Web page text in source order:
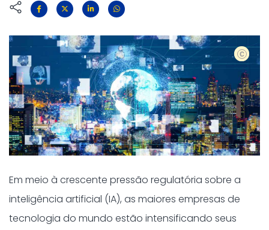
Em meio à crescente pressão regulatória sobre a
inteligência artificial (IA), as maiores empresas de
tecnologia do mundo estão intensificando seus